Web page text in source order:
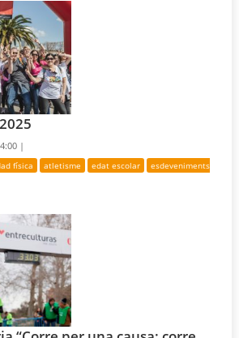
|
física atletisme edat escolar
esdeveniments